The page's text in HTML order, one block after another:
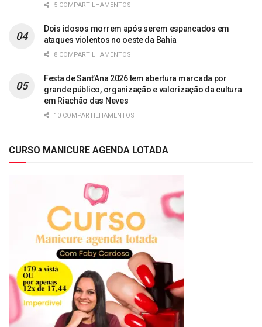
5 COMPARTILHAMENTOS
Dois idosos morrem após serem espancados em
ataques violentos no oeste da Bahia
8 COMPARTILHAMENTOS
Festa de Sant’Ana 2026 tem abertura marcada por
grande público, organização e valorização da cultura
em Riachão das Neves
10 COMPARTILHAMENTOS
CURSO MANICURE AGENDA LOTADA